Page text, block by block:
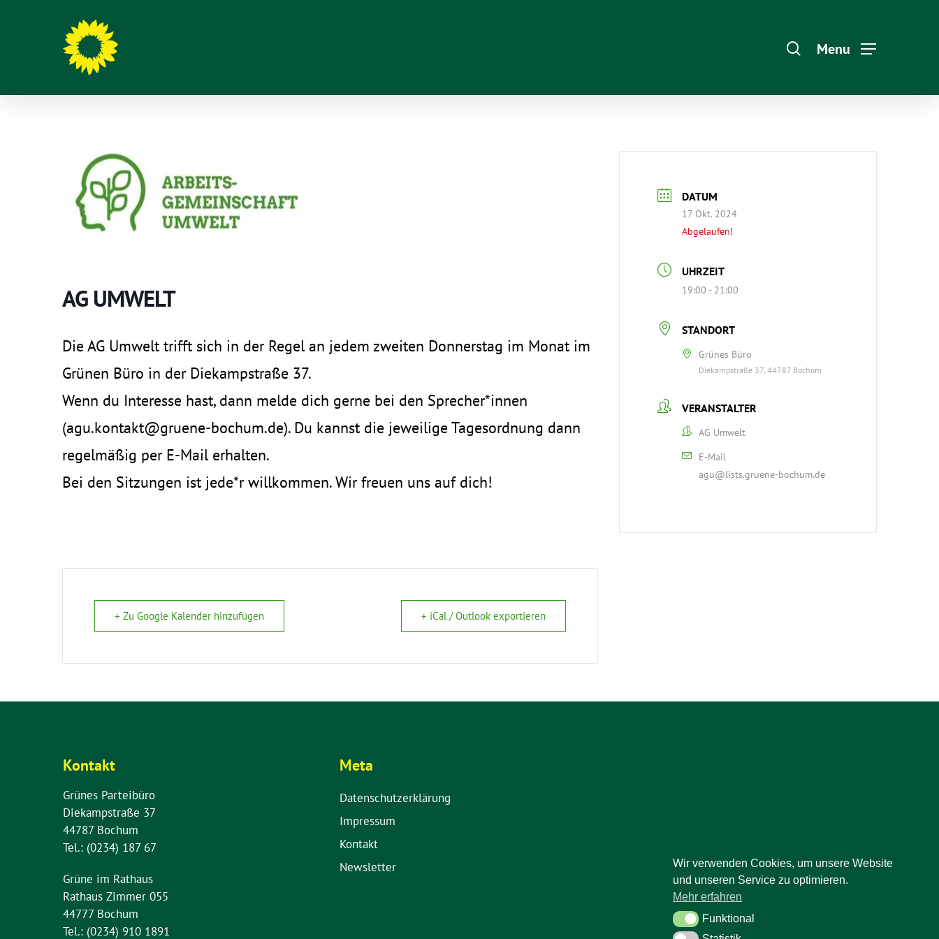
Hit enter to search or ESC to close
Menu
AG UMWELT
Die AG Umwelt trifft sich in der Regel an jedem zweiten Donnerstag im Monat im
Grünen Büro in der Diekampstraße 37.
Wenn du Interesse hast, dann melde dich gerne bei den Sprecher*innen
(agu.kontakt@gruene-bochum.de). Du kannst die jeweilige Tagesordnung dann
regelmäßig per E-Mail erhalten.
Bei den Sitzungen ist jede*r willkommen. Wir freuen uns auf dich!
+ Zu Google Kalender hinzufügen + iCal / Outlook exportieren
DATUM
17 Okt. 2024
Abgelaufen!
UHRZEIT
19:00 - 21:00
STANDORT
Grünes Büro
Diekampstraße 37, 44787 Bochum
VERANSTALTER
AG Umwelt
E-Mail
agu@lists.gruene-bochum.de
Kontakt
Grünes Parteibüro
Diekampstraße 37
44787 Bochum
Tel.: (0234) 187 67
Grüne im Rathaus
Rathaus Zimmer 055
44777 Bochum
Tel.: (0234) 910 1891
Meta
Datenschutzerklärung
Impressum
Kontakt
Newsletter
Wir verwenden Cookies, um unsere Website
und unseren Service zu optimieren.
Mehr erfahren
FunktionalFunktional